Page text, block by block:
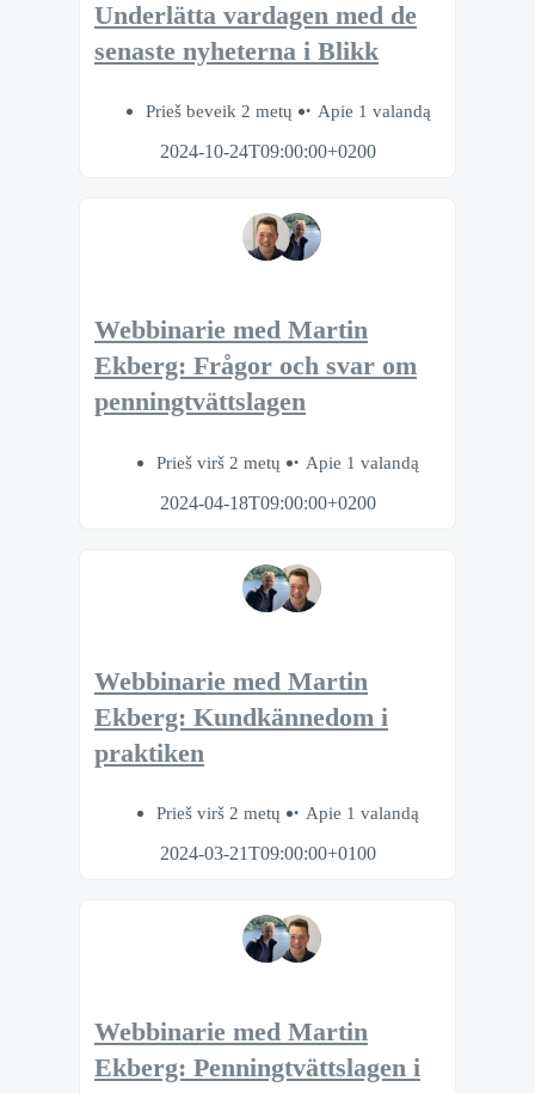
Underlätta vardagen med de
senaste nyheterna i Blikk
Prieš beveik 2 metų
Apie 1 valandą
2024-10-24T09:00:00+0200
Webbinarie med Martin
Ekberg: Frågor och svar om
penningtvättslagen
Prieš virš 2 metų
Apie 1 valandą
2024-04-18T09:00:00+0200
Webbinarie med Martin
Ekberg: Kundkännedom i
praktiken
Prieš virš 2 metų
Apie 1 valandą
2024-03-21T09:00:00+0100
Webbinarie med Martin
Ekberg: Penningtvättslagen i